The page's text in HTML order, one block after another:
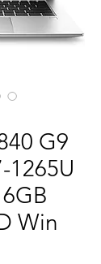
G9
1265U
Win